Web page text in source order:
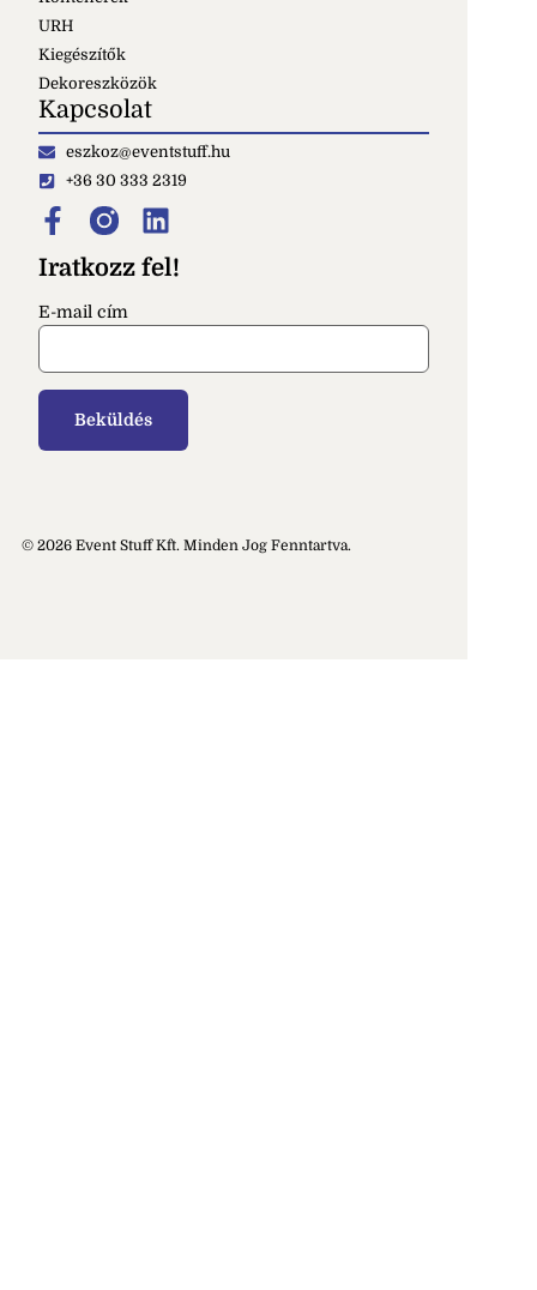
URH
Kiegészítők
Dekoreszközök
Kapcsolat
eszkoz@eventstuff.hu
+36 30 333 2319
Iratkozz fel!
E-mail cím
© 2026 Event Stuff Kft. Minden Jog Fenntartva.